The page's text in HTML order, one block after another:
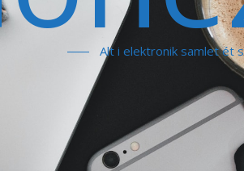
Alt i elektronik samlet ét